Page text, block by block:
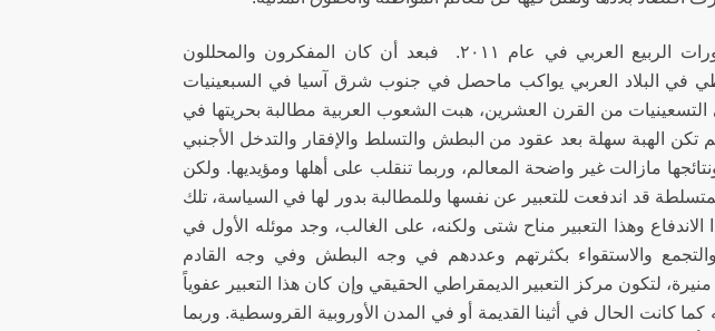
وعلى هذا فقد سُحرنا، وسُحر العالم نفسه، بثورات الربيع العربي في عام ٢٠١١. فبعد أن كان المفكرون والمحللون
في البلاد العربي يواكب ماحصل في جنوب شرق آسيا في السبعينيات
التسعينيات من القرن العشرين، هبت الشعوب العربية مطالبة بحريتها في
تكن الهبة سهلة بعد عقود من البطش والتسلط والإفقار والتدخل الأجنبي
مازالت غير واضحة المعالم، وربما تنقلب على أهلها ومؤيديها. ولكن
قد اندفعت للتعبير عن نفسها وللمطالبة بدور لها في السياسة، تلك
وهذا التعبير مناح شتى ولكنه، على الغالب، وجد موئله الأول في
والاستقواء بكثرتهم وعددهم في وجه البطش وفي وجه القادم
لتكون مركز التعبير الديمقراطي الحقيقي وإن كان هذا التعبير عفوياً
كانت الحال في أثينا القديمة أو في المدن الأوروبية القروسطية. وربما